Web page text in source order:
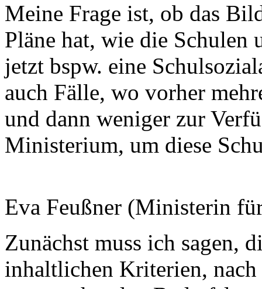
Meine Frage ist, ob das
Pläne hat, wie die Schulen
jetzt bspw. eine
auch Fälle, wo vorher
und dann weniger zur
Ministerium, um diese
Eva Feußner (Ministerin
Zunächst muss ich sagen,
inhaltlichen Kriterien,